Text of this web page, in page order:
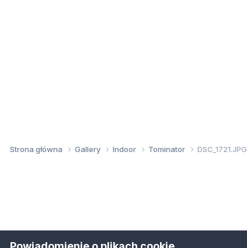
Strona główna Gallery Indoor Tominator DSC_1721.JPG